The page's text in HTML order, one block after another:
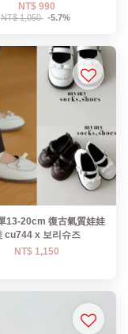
NT$ 990
NT$ 1,050 -5.7%
13-20cm 復古氣質娃娃
cu744 x 보리슈즈
NT$ 1,150